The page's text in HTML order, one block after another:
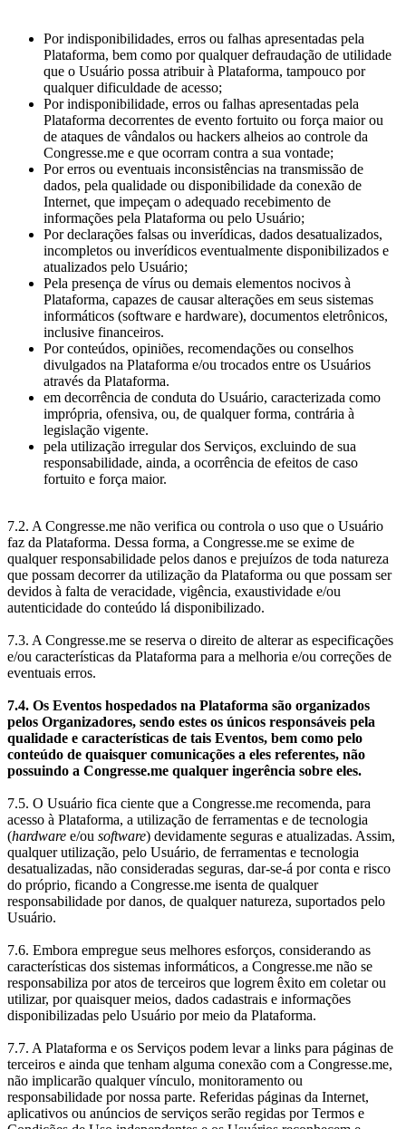
Por indisponibilidades, erros ou falhas apresentadas pela
Plataforma, bem como por qualquer defraudação de utilidade
que o Usuário possa atribuir à Plataforma, tampouco por
qualquer dificuldade de acesso;
Por indisponibilidade, erros ou falhas apresentadas pela
Plataforma decorrentes de evento fortuito ou força maior ou
de ataques de vândalos ou hackers alheios ao controle da
Congresse.me e que ocorram contra a sua vontade;
Por erros ou eventuais inconsistências na transmissão de
dados, pela qualidade ou disponibilidade da conexão de
Internet, que impeçam o adequado recebimento de
informações pela Plataforma ou pelo Usuário;
Por declarações falsas ou inverídicas, dados desatualizados,
incompletos ou inverídicos eventualmente disponibilizados e
atualizados pelo Usuário;
Pela presença de vírus ou demais elementos nocivos à
Plataforma, capazes de causar alterações em seus sistemas
informáticos (software e hardware), documentos eletrônicos,
inclusive financeiros.
Por conteúdos, opiniões, recomendações ou conselhos
divulgados na Plataforma e/ou trocados entre os Usuários
através da Plataforma.
em decorrência de conduta do Usuário, caracterizada como
imprópria, ofensiva, ou, de qualquer forma, contrária à
legislação vigente.
pela utilização irregular dos Serviços, excluindo de sua
responsabilidade, ainda, a ocorrência de efeitos de caso
fortuito e força maior.
7.2. A Congresse.me não verifica ou controla o uso que o Usuário
faz da Plataforma. Dessa forma, a Congresse.me se exime de
qualquer responsabilidade pelos danos e prejuízos de toda natureza
que possam decorrer da utilização da Plataforma ou que possam ser
devidos à falta de veracidade, vigência, exaustividade e/ou
autenticidade do conteúdo lá disponibilizado.
7.3. A Congresse.me se reserva o direito de alterar as especificações
e/ou características da Plataforma para a melhoria e/ou correções de
eventuais erros.
7.4. Os Eventos hospedados na Plataforma são organizados
pelos Organizadores, sendo estes os únicos responsáveis pela
qualidade e características de tais Eventos, bem como pelo
conteúdo de quaisquer comunicações a eles referentes, não
possuindo a Congresse.me qualquer ingerência sobre eles.
7.5. O Usuário fica ciente que a Congresse.me recomenda, para
acesso à Plataforma, a utilização de ferramentas e de tecnologia
(hardware e/ou software) devidamente seguras e atualizadas. Assim,
qualquer utilização, pelo Usuário, de ferramentas e tecnologia
desatualizadas, não consideradas seguras, dar-se-á por conta e risco
do próprio, ficando a Congresse.me isenta de qualquer
responsabilidade por danos, de qualquer natureza, suportados pelo
Usuário.
7.6. Embora empregue seus melhores esforços, considerando as
características dos sistemas informáticos, a Congresse.me não se
responsabiliza por atos de terceiros que logrem êxito em coletar ou
utilizar, por quaisquer meios, dados cadastrais e informações
disponibilizadas pelo Usuário por meio da Plataforma.
7.7. A Plataforma e os Serviços podem levar a links para páginas de
terceiros e ainda que tenham alguma conexão com a Congresse.me,
não implicarão qualquer vínculo, monitoramento ou
responsabilidade por nossa parte. Referidas páginas da Internet,
aplicativos ou anúncios de serviços serão regidas por Termos e